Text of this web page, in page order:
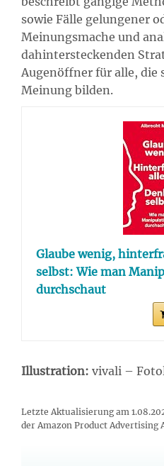
sowie Fälle gelungener
Meinungsmache und
dahintersteckenden
Augenöffner für alle, die
Meinung bilden.
Glaube wenig,
selbst: Wie man
durchschaut
Illustration: vivali –
Letzte Aktualisierung am
der Amazon Product Advertising